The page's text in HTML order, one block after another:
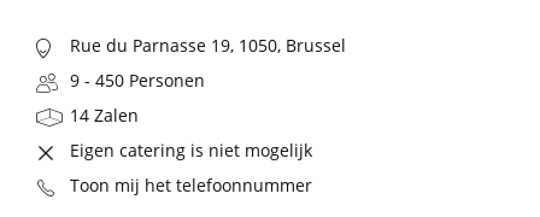
Rue du Parnasse 19, 1050, Brussel
9 - 450 Personen
14 Zalen
Eigen catering is niet mogelijk
Toon mij het telefoonnummer